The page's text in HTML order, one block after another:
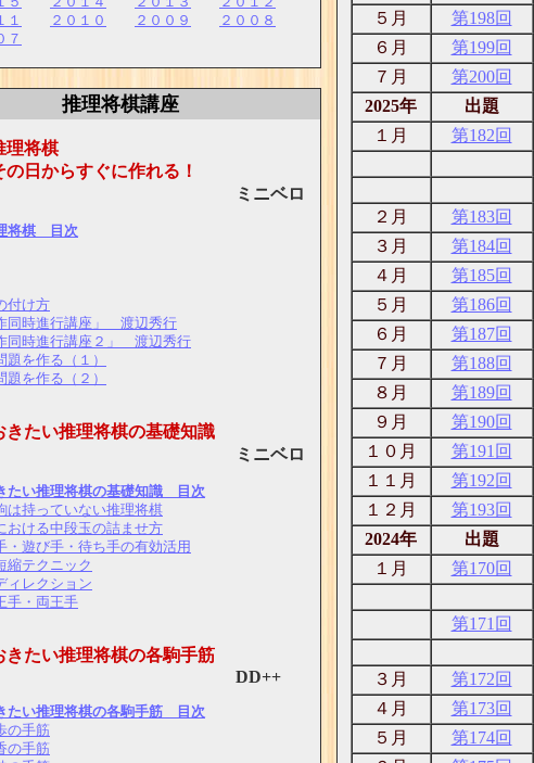
１
２０１０ ２００９
２００８
７
推理将棋講座
理将棋
の日からすぐに作れる！
ニベロ
将棋 目次
付け方
同時進行講座」 渡辺秀行
同時進行講座２」 渡辺秀行
を作る（１）
を作る（２）
きたい推理将棋の基礎知識
ニベロ
たい推理将棋の基礎知識 目次
持っていない推理将棋
ける中段玉の詰ませ方
遊び手・待ち手の有効活用
テクニック
レクション
手・両王手
きたい推理将棋の各駒手筋
たい推理将棋の各駒手筋 目次
手筋
手筋
５月
第198回
６月
第199回
７月
第200回
2025年
出題
１月
第182回
２月
第183回
３月
第184回
４月
第185回
５月
第186回
６月
第187回
７月
第188回
８月
第189回
９月
第190回
１０月
第191回
１１月
第192回
１２月
第193回
2024年
出題
１月
第170回
第171回
３月
第172回
４月
第173回
５月
第174回